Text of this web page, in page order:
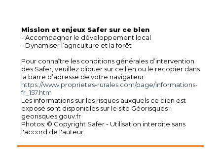
Mission et enjeux Safer sur ce bien
- Accompagner le développement local
- Dynamiser l’agriculture et la forêt
Pour connaître les conditions générales d’intervention
des Safer, veuillez cliquer sur ce lien ou le recopier dans
la barre d’adresse de votre navigateur
https://www.proprietes-rurales.com/page/informations-
fr_157.htm
Les informations sur les risques auxquels ce bien est
exposé sont disponibles sur le site Géorisques :
georisques.gouv.fr
Photos: © Copyright Safer - Utilisation interdite sans
l'accord de l'auteur.